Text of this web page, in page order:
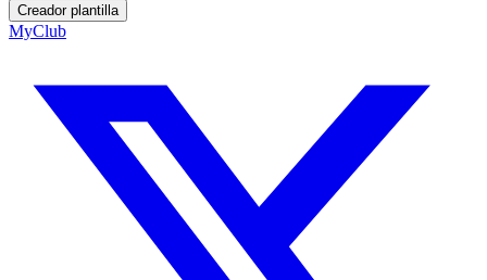
Creador plantilla
MyClub